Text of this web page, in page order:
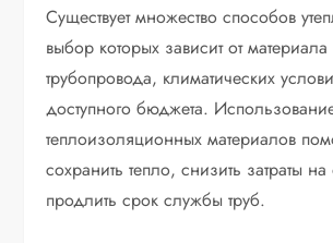
Существует множество способов
выбор которых зависит от материала
трубопровода, климатических
доступного бюджета.
теплоизоляционных материалов
сохранить тепло, снизить затраты
продлить срок службы труб.